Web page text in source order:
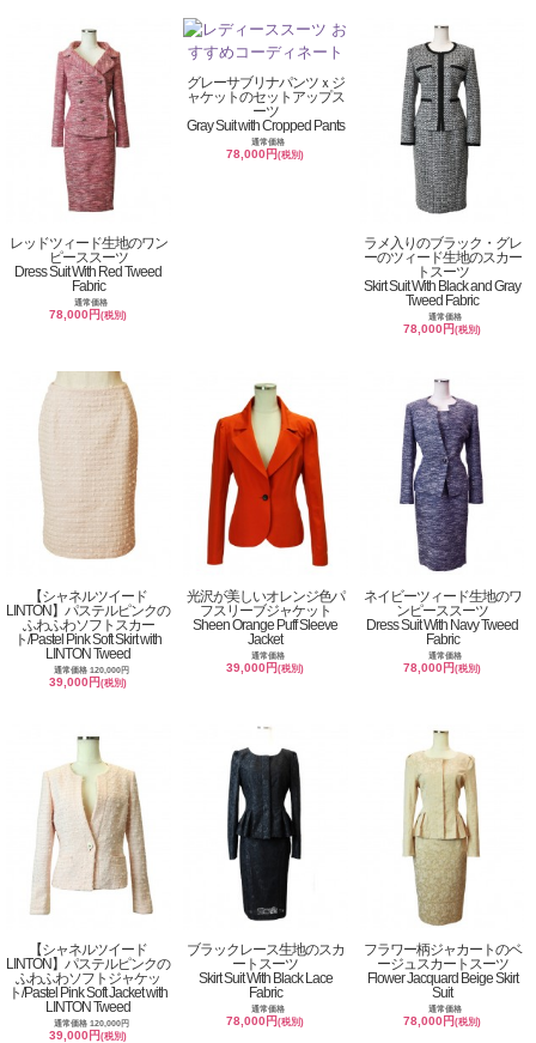
レッドツィード生地のワン
ピーススーツ
Dress Suit With Red Tweed
Fabric
通常価格
78,000円(税別)
グレーサブリナパンツｘジ
ャケットのセットアップス
ーツ
Gray Suit with Cropped Pants
通常価格
78,000円(税別)
ラメ入りのブラック・グレ
ーのツィード生地のスカー
トスーツ
Skirt Suit With Black and Gray
Tweed Fabric
通常価格
78,000円(税別)
【シャネルツイード
LINTON】パステルピンクの
ふわふわソフトスカー
ト/Pastel Pink Soft Skirt with
LINTON Tweed
通常価格 120,000円
39,000円(税別)
光沢が美しいオレンジ色パ
フスリーブジャケット
Sheen Orange Puff Sleeve
Jacket
通常価格
39,000円(税別)
ネイビーツィード生地のワ
ンピーススーツ
Dress Suit With Navy Tweed
Fabric
通常価格
78,000円(税別)
【シャネルツイード
LINTON】パステルピンクの
ふわふわソフトジャケッ
ト/Pastel Pink Soft Jacket with
LINTON Tweed
通常価格 120,000円
39,000円(税別)
ブラックレース生地のスカ
ートスーツ
Skirt Suit With Black Lace
Fabric
通常価格
78,000円(税別)
フラワー柄ジャカートのベ
ージュスカートスーツ
Flower Jacquard Beige Skirt
Suit
通常価格
78,000円(税別)